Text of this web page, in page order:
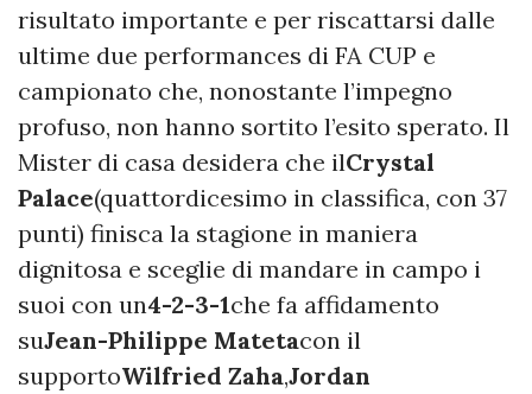
risultato importante e per riscattarsi dalle
ultime due performances di FA CUP e
campionato che, nonostante l’impegno
profuso, non hanno sortito l’esito sperato. Il
Mister di casa desidera che ilCrystal
Palace(quattordicesimo in classifica, con 37
punti) finisca la stagione in maniera
dignitosa e sceglie di mandare in campo i
suoi con un4-2-3-1che fa affidamento
suJean-Philippe Matetacon il
supportoWilfried Zaha,Jordan